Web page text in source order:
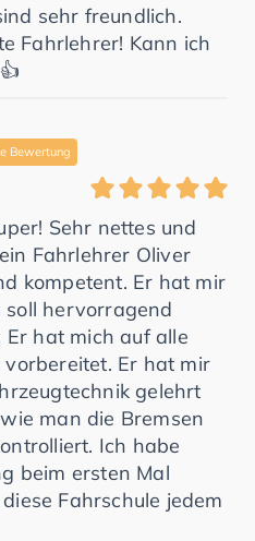
sehr freundlich.
Fahrlehrer! Kann ich
Bewertung
Sehr nettes und
Fahrlehrer Oliver
kompetent. Er hat mir
hervorragend
hat mich auf alle
Er hat mir
gelehrt
man die Bremsen
Ich habe
beim ersten Mal
Fahrschule jedem